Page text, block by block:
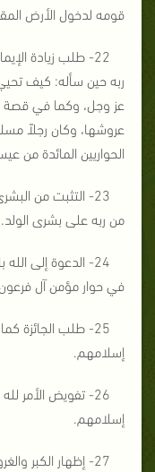
قومه لدخول الأرض
22- طلب زيادة
ربه حين سأله: كيف
عز وجل، وكما في قصة
عروشها، وكان رجلاً
الحواريين المائدة من
23- التثبت من
من ربه على بشرى الولد.
24- الدعوة إلى
في حوار مؤمن آل
25- طلب الجائزة
إسلامهم.
26- تفويض الأمر
إسلامهم.
27- إظهار الكبر